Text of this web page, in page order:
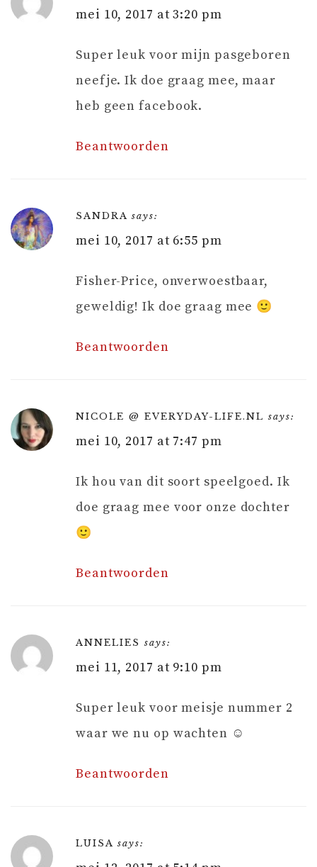
mei 10, 2017 at 3:20 pm
Super leuk voor mijn pasgeboren
neefje. Ik doe graag mee, maar
heb geen facebook.
Beantwoorden
SANDRA says:
mei 10, 2017 at 6:55 pm
Fisher-Price, onverwoestbaar,
geweldig! Ik doe graag mee 🙂
Beantwoorden
NICOLE @ EVERYDAY-LIFE.NL says:
mei 10, 2017 at 7:47 pm
Ik hou van dit soort speelgoed. Ik
doe graag mee voor onze dochter
🙂
Beantwoorden
ANNELIES says:
mei 11, 2017 at 9:10 pm
Super leuk voor meisje nummer 2
waar we nu op wachten ☺
Beantwoorden
LUISA says: